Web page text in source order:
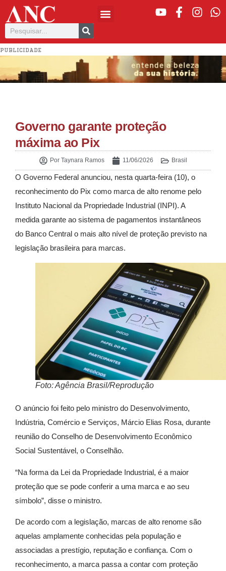
PUBLICIDADE
Governo garante proteção
máxima ao Pix
PorTaynara Ramos 11/06/2026 Brasil
O Governo Federal anunciou, nesta quarta-feira (10), o
reconhecimento do Pix como marca de alto renome pelo
Instituto Nacional da Propriedade Industrial (INPI). A
medida garante ao sistema de pagamentos instantâneos
do Banco Central o mais alto nível de proteção previsto na
legislação brasileira para marcas.
Foto: Agência Brasil/Reprodução
O anúncio foi feito pelo ministro do Desenvolvimento,
Indústria, Comércio e Serviços, Márcio Elias Rosa, durante
reunião do Conselho de Desenvolvimento Econômico
Social Sustentável, o Conselhão.
“Na forma da Lei da Propriedade Industrial, é a maior
proteção que se pode conferir a uma marca e ao seu
símbolo”, disse o ministro.
De acordo com a legislação, marcas de alto renome são
aquelas amplamente conhecidas pela população e
associadas a prestígio, reputação e confiança. Com o
reconhecimento, a marca passa a contar com proteção